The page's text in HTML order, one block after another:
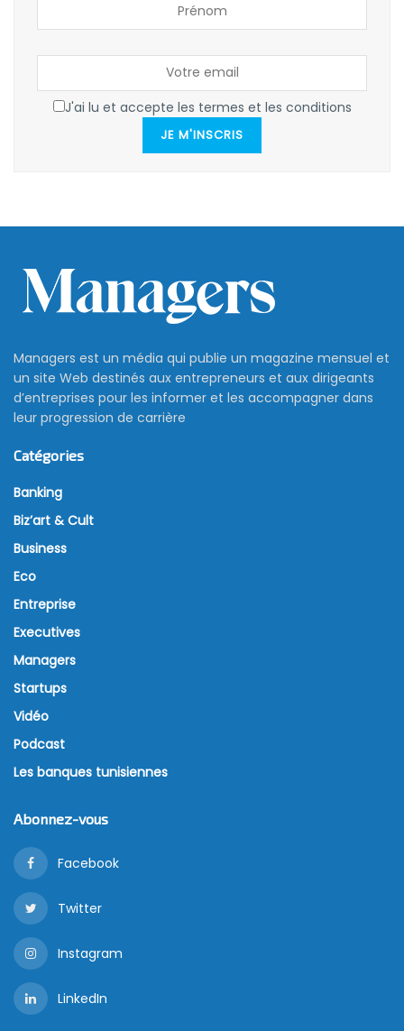
J'ai lu et accepte les termes et les conditions
JE M'INSCRIS
Managers est un média qui publie un magazine mensuel et
un site Web destinés aux entrepreneurs et aux dirigeants
d’entreprises pour les informer et les accompagner dans
leur progression de carrière
Catégories
Banking
Biz’art & Cult
Business
Eco
Entreprise
Executives
Managers
Startups
Vidéo
Podcast
Les banques tunisiennes
Abonnez-vous
Facebook
Twitter
Instagram
LinkedIn